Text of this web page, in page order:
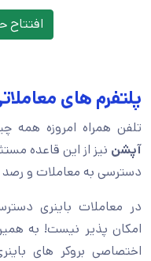
افتتاح
پلتفرم های
تلفن همراه امروزه همه
آپشن نیز از این قاعده
دسترسی به معاملات و رصد
در معاملات باینری
امکان پذیر نیست! به
اختصاصی بروکر های